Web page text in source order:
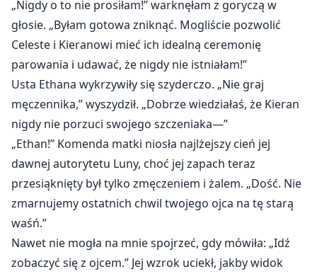
„Nigdy o to nie prosiłam!” warknęłam z goryczą w
głosie. „Byłam gotowa zniknąć. Mogliście pozwolić
Celeste i Kieranowi mieć ich idealną ceremonię
parowania i udawać, że nigdy nie istniałam!”
Usta Ethana wykrzywiły się szyderczo. „Nie graj
męczennika,” wyszydził. „Dobrze wiedziałaś, że Kieran
nigdy nie porzuci swojego szczeniaka—”
„Ethan!” Komenda matki niosła najlżejszy cień jej
dawnej autorytetu Luny, choć jej zapach teraz
przesiąknięty był tylko zmęczeniem i żalem. „Dość. Nie
zmarnujemy ostatnich chwil twojego ojca na tę starą
waśń.”
Nawet nie mogła na mnie spojrzeć, gdy mówiła: „Idź
zobaczyć się z ojcem.” Jej wzrok uciekł, jakby widok